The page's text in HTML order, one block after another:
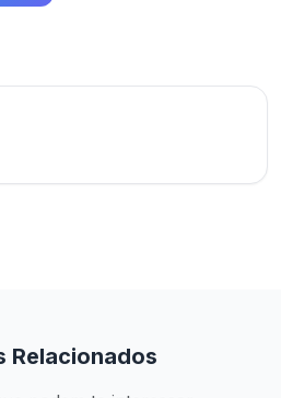
Relacionados